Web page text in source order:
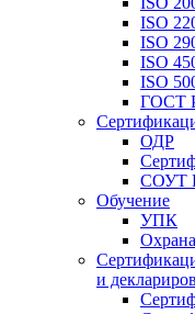
ISO
ISO
ISO
ISO
ГОСТ
ОДР
СОУТ
Обучение
УПК
и